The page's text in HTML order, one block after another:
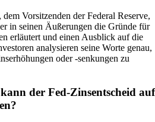
Vorsitzenden der Federal Reserve,
in seinen Äußerungen die Gründe für
erläutert und einen Ausblick auf die
analysieren seine Worte genau,
oder -senkungen zu
der Fed-Zinsentscheid auf